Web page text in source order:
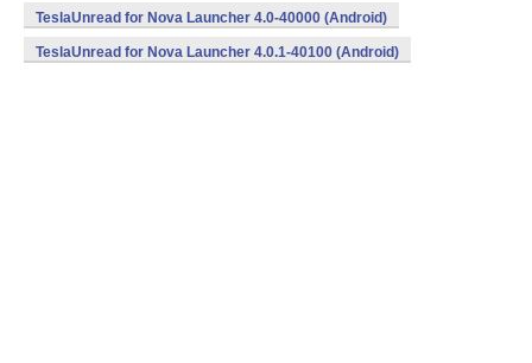
TeslaUnread for Nova Launcher 4.0-40000 (Android)
TeslaUnread for Nova Launcher 4.0.1-40100 (Android)